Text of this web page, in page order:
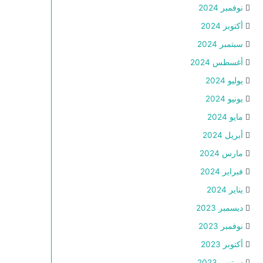
نوفمبر 2024
أكتوبر 2024
سبتمبر 2024
أغسطس 2024
يوليو 2024
يونيو 2024
مايو 2024
أبريل 2024
مارس 2024
فبراير 2024
يناير 2024
ديسمبر 2023
نوفمبر 2023
أكتوبر 2023